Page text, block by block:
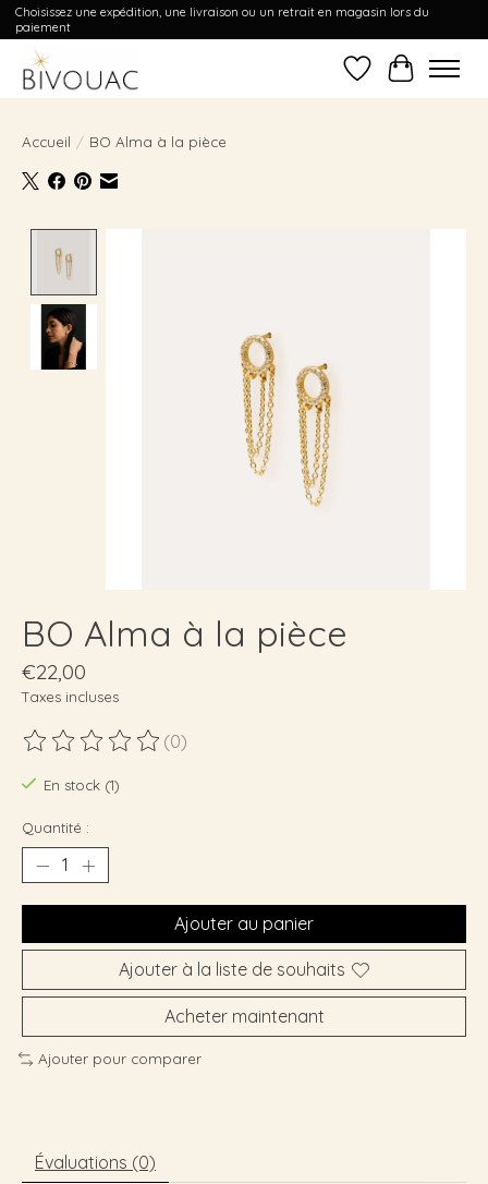
Choisissez une expédition, une livraison ou un retrait en magasin lors du
paiement
Liste dePanier
Accueil / BO Alma à la pièce
BO Alma à la pièce
€22,00
Taxes incluses
Ce produit est évalué à
(0)
En stock (1)
Quantité :
Ajouter au panier
Ajouter à la liste de souhaits
Acheter maintenant
Ajouter pour comparer
Évaluations (0)